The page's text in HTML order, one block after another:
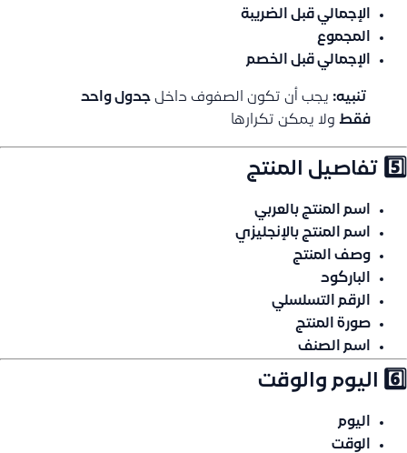
الإجمالي قبل الضريبة
المجموع
الإجمالي قبل الخصم
تنبيه: يجب أن تكون الصفوف داخل جدول واحد
فقط ولا يمكن تكرارها
5️⃣ تفاصيل المنتج
اسم المنتج بالعربي
اسم المنتج بالإنجليزي
وصف المنتج
الباركود
الرقم التسلسلي
صورة المنتج
اسم الصنف
6️⃣ اليوم والوقت
اليوم
الوقت